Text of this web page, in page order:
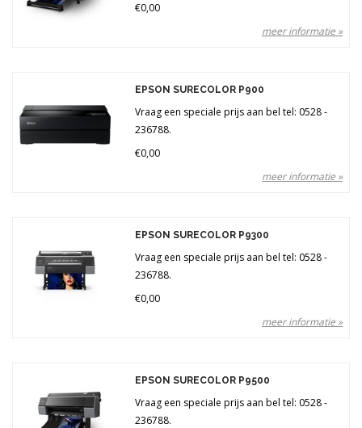
€0,00
meer informatie »
EPSON SURECOLOR P900
Vraag een speciale prijs aan bel tel: 0528 -
236788.
€0,00
meer informatie »
EPSON SURECOLOR P9300
Vraag een speciale prijs aan bel tel: 0528 -
236788.
€0,00
meer informatie »
EPSON SURECOLOR P9500
Vraag een speciale prijs aan bel tel: 0528 -
236788.